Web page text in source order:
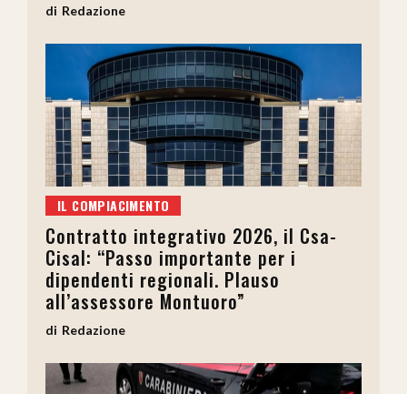
Redazione
IL COMPIACIMENTO
Contratto integrativo 2026, il Csa-
Cisal: “Passo importante per i
dipendenti regionali. Plauso
all’assessore Montuoro”
Redazione